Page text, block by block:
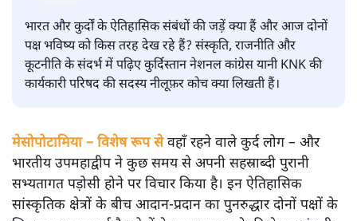
सतीश झा की और स्टोरी पढ़ें
भारत और कुर्द: दो प्राचीन पड़ोसी अब
कैसे भविष्य की ओर देख रहे हैं